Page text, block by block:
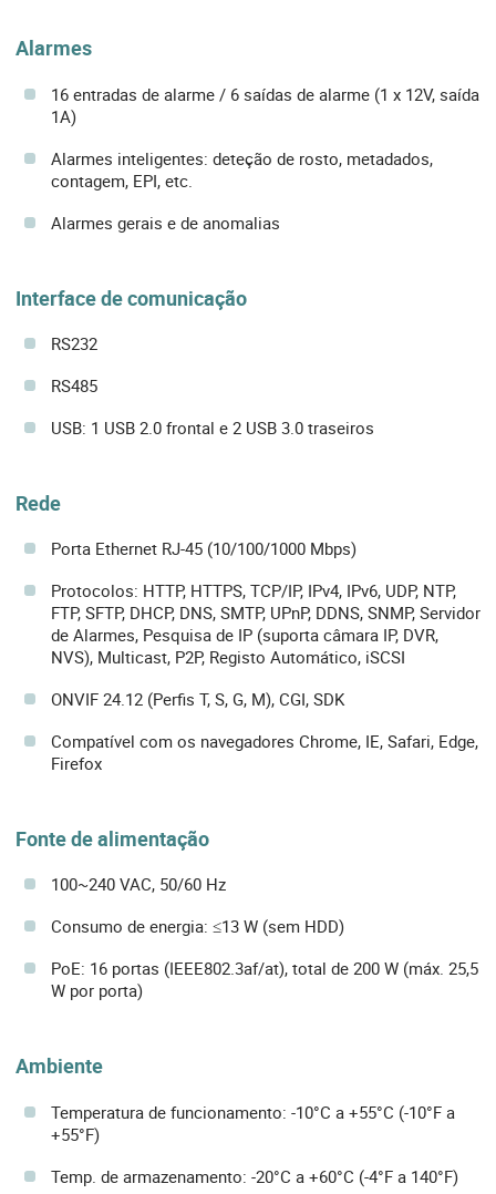
Alarmes
16 entradas de alarme / 6 saídas de alarme (1 x 12V, saída
1A)
Alarmes inteligentes: deteção de rosto, metadados,
contagem, EPI, etc.
Alarmes gerais e de anomalias
Interface de comunicação
RS232
RS485
USB: 1 USB 2.0 frontal e 2 USB 3.0 traseiros
Rede
Porta Ethernet RJ-45 (10/100/1000 Mbps)
Protocolos: HTTP, HTTPS, TCP/IP, IPv4, IPv6, UDP, NTP,
FTP, SFTP, DHCP, DNS, SMTP, UPnP, DDNS, SNMP, Servidor
de Alarmes, Pesquisa de IP (suporta câmara IP, DVR,
NVS), Multicast, P2P, Registo Automático, iSCSI
ONVIF 24.12 (Perfis T, S, G, M), CGI, SDK
Compatível com os navegadores Chrome, IE, Safari, Edge,
Firefox
Fonte de alimentação
100~240 VAC, 50/60 Hz
Consumo de energia: ≤13 W (sem HDD)
PoE: 16 portas (IEEE802.3af/at), total de 200 W (máx. 25,5
W por porta)
Ambiente
Temperatura de funcionamento: -10°C a +55°C (-10°F a
+55°F)
Temp. de armazenamento: -20°C a +60°C (-4°F a 140°F)